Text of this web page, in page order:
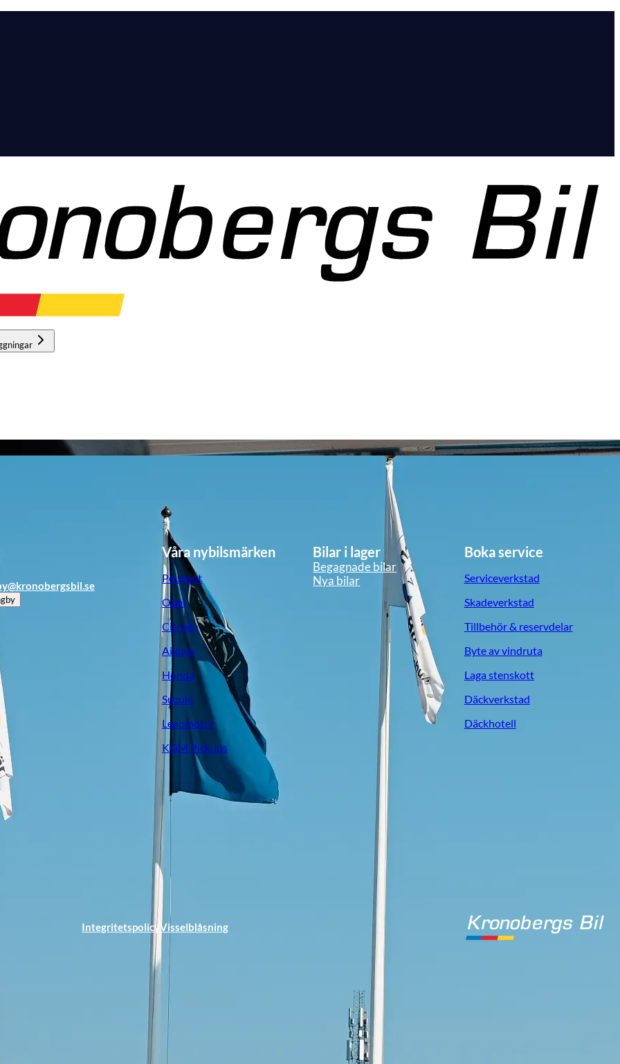
Våra nybilsmärken
Peugeot
Opel
Citroën
Aixiam
Honda
Suzuki
Leapmotor
KGM Pickups
Bilar i lager
Begagnade bilar
Nya bilar
Boka service
Serviceverkstad
Skadeverkstad
Tillbehör & reservdelar
Byte av vindruta
Laga stenskott
Däckverkstad
Däckhotell
Integritetspolicy Visselblåsning